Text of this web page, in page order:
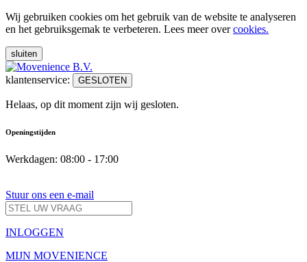
Wij gebruiken cookies om het gebruik van de website te analyseren
en het gebruiksgemak te verbeteren. Lees meer overcookies.
sluiten
klantenservice: GESLOTEN
Helaas, op dit moment zijn wij gesloten.
Openingstijden
Werkdagen: 08:00 - 17:00
Stuur ons een e-mail
INLOGGEN
MIJN MOVENIENCE